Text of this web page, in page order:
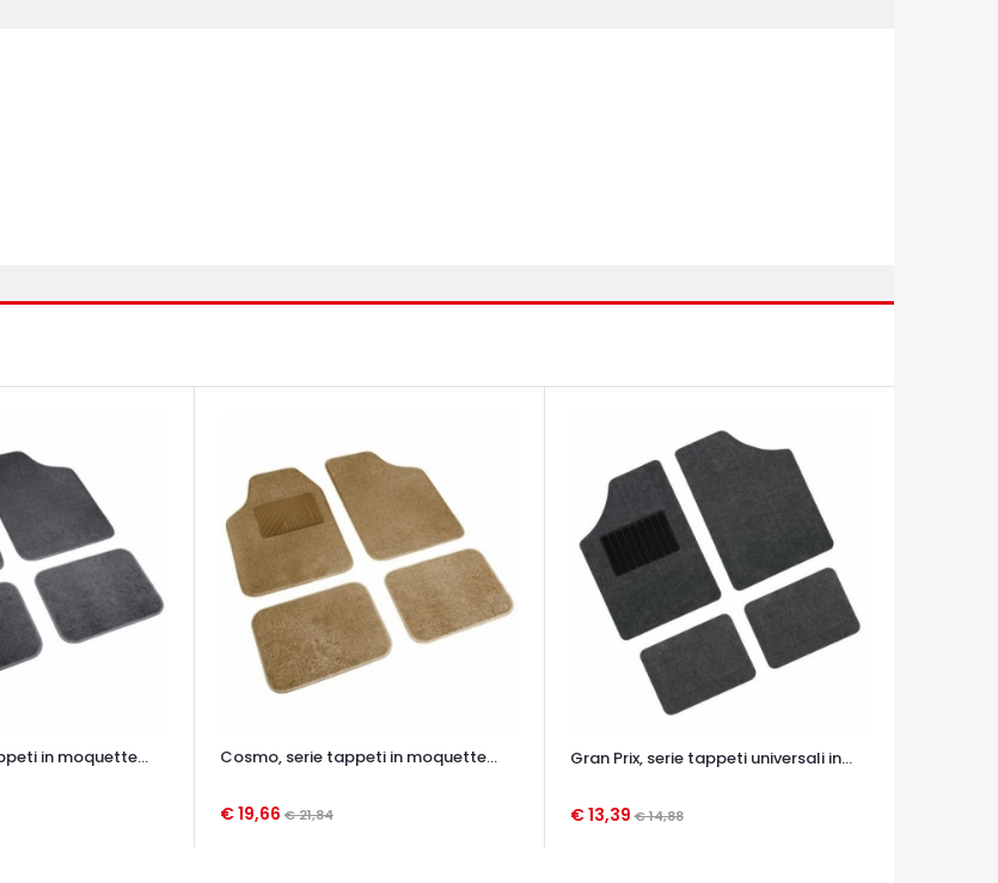
in moquette... Cosmo, serie tappeti in moquette...
€ 19,66 € 21,84
Gran Prix, serie tappeti universali in...
€ 13,39€ 14,88